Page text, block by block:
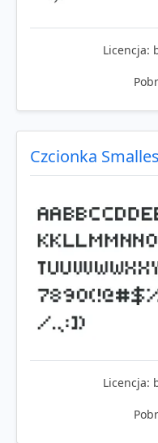
Licencja:
Czcionka
Licencja: